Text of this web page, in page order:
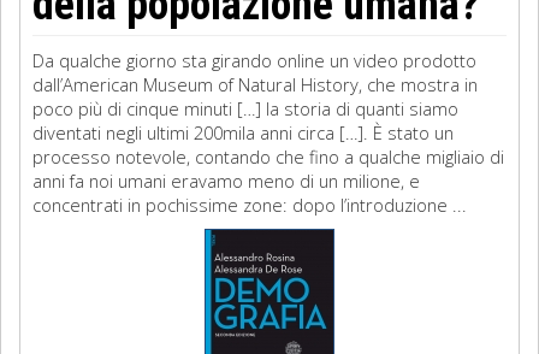
Da qualche giorno sta girando online un video prodotto
dall’American Museum of Natural History, che mostra in
poco più di cinque minuti […] la storia di quanti siamo
diventati negli ultimi 200mila anni circa […]. È stato un
processo notevole, contando che fino a qualche migliaio di
anni fa noi umani eravamo meno di un milione, e
concentrati in pochissime zone: dopo l’introduzione ...